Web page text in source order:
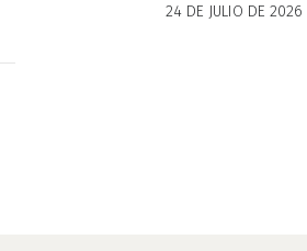
24 DE JULIO DE 2026